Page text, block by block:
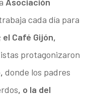
Asociación
cada día para
el Café Gijón,
protagonizaron
donde los padres
, o la del